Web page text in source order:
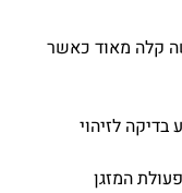
קלה מאוד כאשר
לזיהוי
המזגן